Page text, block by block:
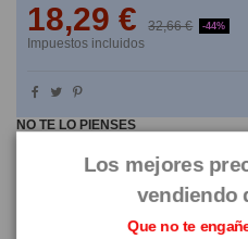
18,29 € 32,66 € -44%
Impuestos incluidos
NO TE LO PIENSES
Los mejores
vendiendo
Que no te